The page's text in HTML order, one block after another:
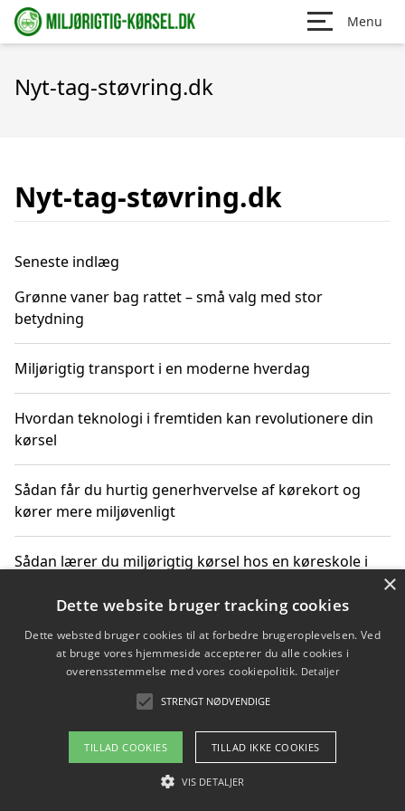
Menu
Nyt-tag-støvring.dk
Nyt-tag-støvring.dk
Seneste indlæg
Grønne vaner bag rattet – små valg med stor
betydning
Miljørigtig transport i en moderne hverdag
Hvordan teknologi i fremtiden kan revolutionere din
kørsel
Sådan får du hurtig generhvervelse af kørekort og
kører mere miljøvenligt
Sådan lærer du miljørigtig kørsel hos en køreskole i
Copyright 2026 - Pilanto Aps
Om / kontakt
×
Dette website bruger tracking cookies
Dette websted bruger cookies til at forbedre brugeroplevelsen. Ved
at bruge vores hjemmeside accepterer du alle cookies i
overensstemmelse med vores cookiepolitik. Detaljer
STRENGT NØDVENDIGE
TILLAD COOKIES TILLAD IKKE COOKIES
VIS DETALJER